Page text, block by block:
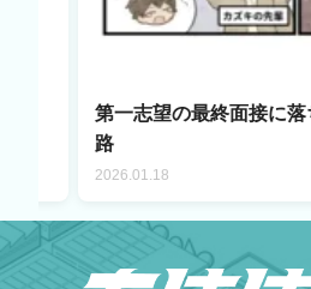
第一志望の最終面接に
路
2026.01.18